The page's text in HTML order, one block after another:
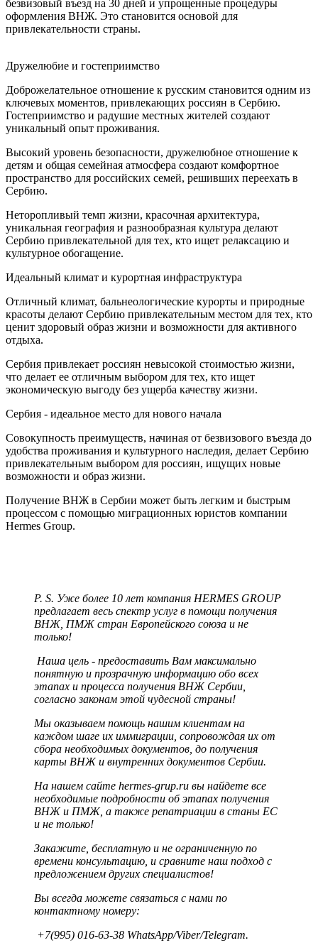
безвизовый въезд на 30 дней и упрощенные процедуры
оформления ВНЖ. Это становится основой для
привлекательности страны.
Дружелюбие и гостеприимство
Доброжелательное отношение к русским становится одним из
ключевых моментов, привлекающих россиян в Сербию.
Гостеприимство и радушие местных жителей создают
уникальный опыт проживания.
Высокий уровень безопасности, дружелюбное отношение к
детям и общая семейная атмосфера создают комфортное
пространство для российских семей, решивших переехать в
Сербию.
Неторопливый темп жизни, красочная архитектура,
уникальная география и разнообразная культура делают
Сербию привлекательной для тех, кто ищет релаксацию и
культурное обогащение.
Идеальный климат и курортная инфраструктура
Отличный климат, бальнеологические курорты и природные
красоты делают Сербию привлекательным местом для тех, кто
ценит здоровый образ жизни и возможности для активного
отдыха.
Сербия привлекает россиян невысокой стоимостью жизни,
что делает ее отличным выбором для тех, кто ищет
экономическую выгоду без ущерба качеству жизни.
Сербия - идеальное место для нового начала
Совокупность преимуществ, начиная от безвизового въезда до
удобства проживания и культурного наследия, делает Сербию
привлекательным выбором для россиян, ищущих новые
возможности и образ жизни.
Получение ВНЖ в Сербии может быть легким и быстрым
процессом с помощью миграционных юристов компании
Hermes Group.
P. S. Уже более 10 лет компания HERMES GROUP
предлагает весь спектр услуг в помощи получения
ВНЖ, ПМЖ стран Европейского союза и не
только!
Наша цель - предоставить Вам максимально
понятную и прозрачную информацию обо всех
этапах и процесса получения ВНЖ Сербии,
согласно законам этой чудесной страны!
Мы оказываем помощь нашим клиентам на
каждом шаге их иммиграции, сопровождая их от
сбора необходимых документов, до получения
карты ВНЖ и внутренних документов Сербии.
На нашем сайте hermes-grup.ru вы найдете все
необходимые подробности об этапах получения
ВНЖ и ПМЖ, а также репатриации в станы ЕС
и не только!
Закажите, бесплатную и не ограниченную по
времени консультацию, и сравните наш подход с
предложением других специалистов!
Вы всегда можете связаться с нами по
контактному номеру:
+7(995) 016-63-38 WhatsApp/Viber/Telegram.